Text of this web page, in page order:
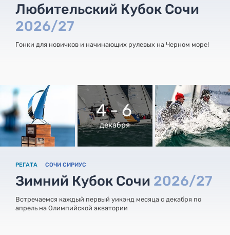
Любительский Кубок Сочи
2026/27
Гонки для новичков и начинающих рулевых на Черном море!
4 - 6
декабря
РЕГАТА СОЧИ СИРИУС
Зимний Кубок Сочи 2026/27
Встречаемся каждый первый уикэнд месяца с декабря по
апрель на Олимпийской акватории